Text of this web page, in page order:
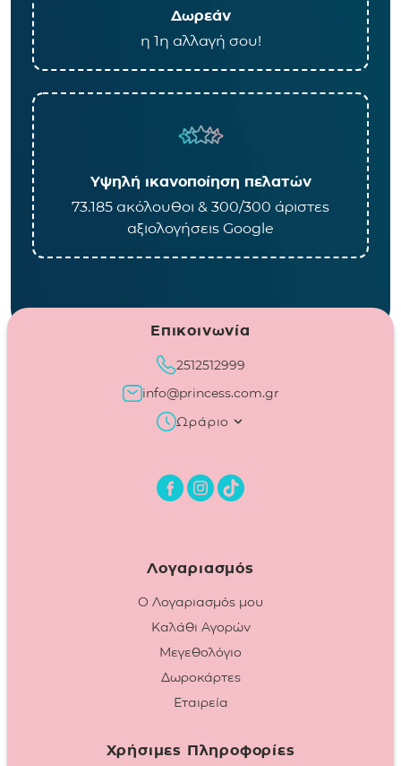
Δωρεάν
η 1η αλλαγή σου!
Υψηλή ικανοποίηση πελατών
73.185 ακόλουθοι & 300/300 άριστες
αξιολογήσεις Google
Επικοινωνία
2512512999
info@princess.com.gr
Ωράριο
Λογαριασμός
Ο Λογαριασμός μου
Καλάθι Αγορών
Μεγεθολόγιο
Δωροκάρτες
Εταιρεία
Χρήσιμες Πληροφορίες